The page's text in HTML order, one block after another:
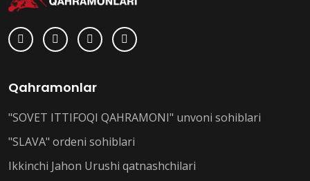
Qahramonlar
"SOVET ITTIFOQI QAHRAMONI" unvoni sohiblari
"SLAVA" ordeni sohiblari
Ikkinchi Jahon Urushi qatnashchilari